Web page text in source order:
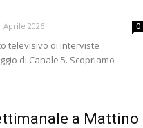
Aprile 2026 0
televisivo di interviste
di Canale 5. Scopriamo
a Mattino